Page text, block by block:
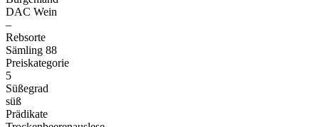
DAC Wein
–
Rebsorte
Sämling 88
Preiskategorie
5
Süßegrad
süß
Prädikate